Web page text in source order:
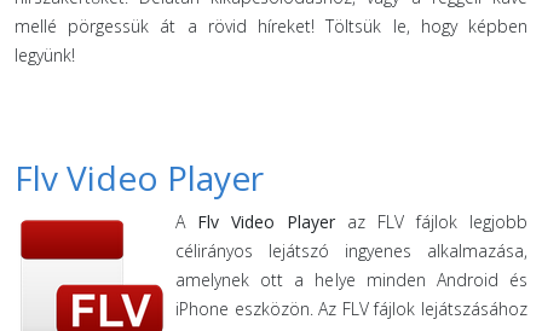
mellé pörgessük át a rövid híreket! Töltsük le, hogy képben
legyünk!
Flv Video Player
A Flv Video Player az FLV fájlok legjobb
célirányos lejátszó ingyenes alkalmazása,
amelynek ott a helye minden Android és
iPhone eszközön. Az FLV fájlok lejátszásához